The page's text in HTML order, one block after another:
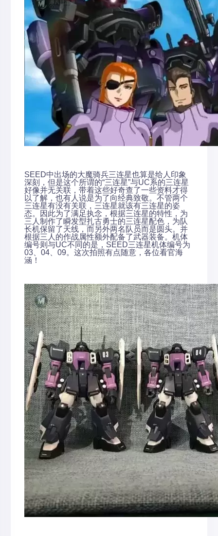
SEED中出场的大魔骑兵三连星也算是给人印象
深刻，但是这个所谓的“三连星”与UC系的三连星
好像并无关联，带着这些好奇查了一些资料才得
以了解，也有人说是为了向经典致敬。不管两个
三连星有没有关联，三连星就该有三连星的姿
态。因此为了满足执念，根据三连星的特性，为
三人制作了瞬发型扎古勇士的三连星配色，为队
长机保留了天线，而另外两名队员而是圆头。并
根据三人的作战属性额外配备了武器装备。机体
编号则与UC不同的是，SEED三连星机体编号为
03、04、09。这次拍照有点随意，各位看官海
涵！